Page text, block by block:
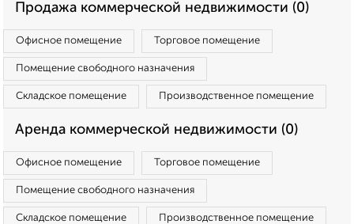
Продажа коммерческой недвижимости (0)
Офисное помещение Торговое помещение
Помещение свободного назначения
Складское помещение Производственное помещение
Аренда коммерческой недвижимости (0)
Офисное помещение Торговое помещение
Помещение свободного назначения
Складское помещение Производственное помещение